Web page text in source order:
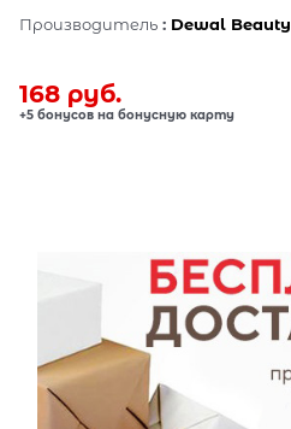
Производитель : Dewal Beauty
168 руб.
+5 бонусов на бонусную карту